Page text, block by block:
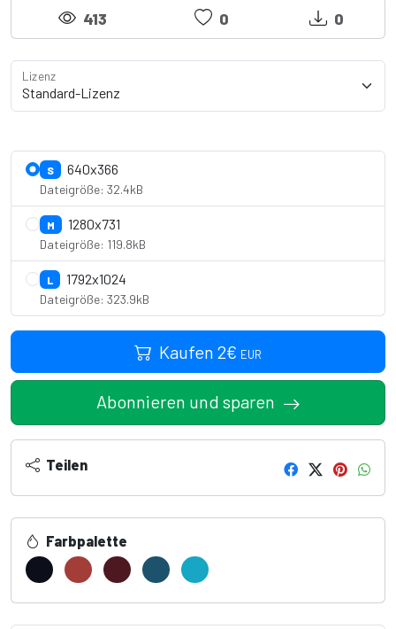
413 0 0
Lizenz
S 640x366
Dateigröße: 32.4kB
M 1280x731
Dateigröße: 119.8kB
L 1792x1024
Dateigröße: 323.9kB
Kaufen 2€ EUR
Abonnieren und sparen
Teilen
Farbpalette